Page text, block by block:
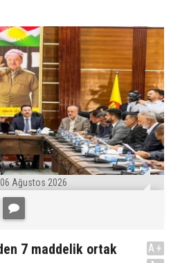
06 Ağustos 2026
7 maddelik ortak
A+